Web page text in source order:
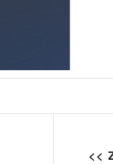
<<